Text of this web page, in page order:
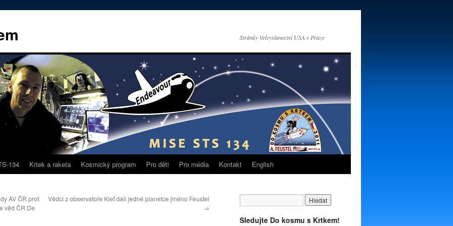
Stránky Velvyslanectví USA v Praze
134 Krtek a raketa Kosmický program Pro děti Pro média Kontakt English
AV ČR prof.
věd ČR De
Vědci z observatoře Kleť dali jedné planetce jméno Feustel
→
Sledujte Do kosmu s Krtkem!